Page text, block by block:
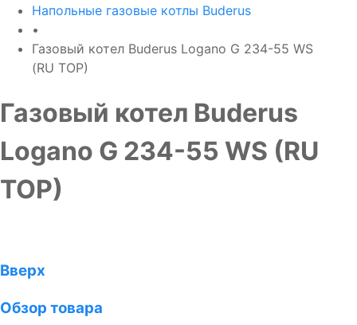
Напольные газовые котлы Buderus
•
Газовый котел Buderus Logano G 234-55 WS
(RU TOP)
Газовый котел Buderus
Logano G 234-55 WS (RU
TOP)
Вверх
Обзор товара